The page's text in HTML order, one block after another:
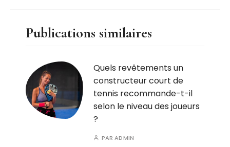
Publications similaires
Quels revêtements un
constructeur court de
tennis recommande-t-il
selon le niveau des joueurs
?
PARADMIN